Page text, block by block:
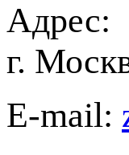
Адрес:
г.
E-mail: